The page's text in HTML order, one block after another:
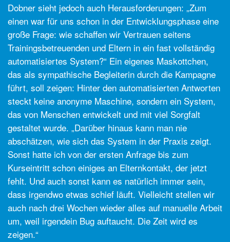
Dobner sieht jedoch auch Herausforderungen: „Zum
einen war für uns schon in der Entwicklungsphase eine
große Frage: wie schaffen wir Vertrauen seitens
Trainingsbetreuenden und Eltern in ein fast vollständig
automatisiertes System?“ Ein eigenes Maskottchen,
das als sympathische Begleiterin durch die Kampagne
führt, soll zeigen: Hinter den automatisierten Antworten
steckt keine anonyme Maschine, sondern ein System,
das von Menschen entwickelt und mit viel Sorgfalt
gestaltet wurde. „Darüber hinaus kann man nie
abschätzen, wie sich das System in der Praxis zeigt.
Sonst hatte ich von der ersten Anfrage bis zum
Kurseintritt schon einiges an Elternkontakt, der jetzt
fehlt. Und auch sonst kann es natürlich immer sein,
dass irgendwo etwas schief läuft. Vielleicht stellen wir
auch nach drei Wochen wieder alles auf manuelle Arbeit
um, weil irgendein Bug auftaucht. Die Zeit wird es
zeigen.“